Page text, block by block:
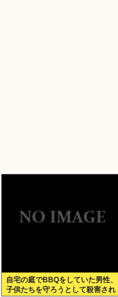
自宅の庭でBBQをしていた男性、
子供たちを守ろうとして殺害され